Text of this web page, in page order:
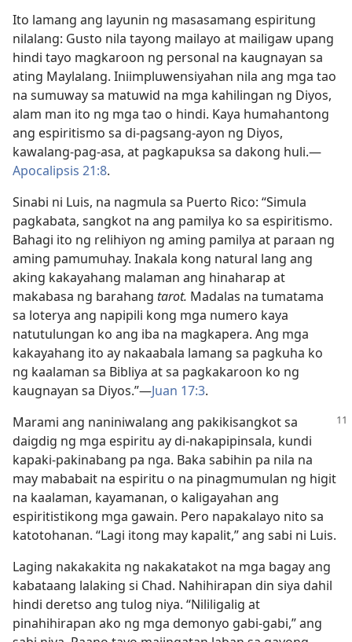
Ito lamang ang layunin ng masasamang espiritung
nilalang: Gusto nila tayong mailayo at mailigaw upang
hindi tayo magkaroon ng personal na kaugnayan sa
ating Maylalang. Iniimpluwensiyahan nila ang mga tao
na sumuway sa matuwid na mga kahilingan ng Diyos,
alam man ito ng mga tao o hindi. Kaya humahantong
ang espiritismo sa di-pagsang-ayon ng Diyos,
kawalang-pag-asa, at pagkapuksa sa dakong huli.​—
Apocalipsis 21:8.
Sinabi ni Luis, na nagmula sa Puerto Rico: “Simula
pagkabata, sangkot na ang pamilya ko sa espiritismo.
Bahagi ito ng relihiyon ng aming pamilya at paraan ng
aming pamumuhay. Inakala kong natural lang ang
aking kakayahang malaman ang hinaharap at
makabasa ng barahang tarot. Madalas na tumatama
sa loterya ang napipili kong mga numero kaya
natutulungan ko ang iba na magkapera. Ang mga
kakayahang ito ay nakaabala lamang sa pagkuha ko
ng kaalaman sa Bibliya at sa pagkakaroon ko ng
kaugnayan sa Diyos.”​—Juan 17:3.
Marami ang naniniwalang ang pakikisangkot sa
daigdig ng mga espiritu ay di-nakapipinsala, kundi
kapaki-pakinabang pa nga. Baka sabihin pa nila na
may mababait na espiritu o na pinagmumulan ng higit
na kaalaman, kayamanan, o kaligayahan ang
espiritistikong mga gawain. Pero napakalayo nito sa
katotohanan. “Lagi itong may kapalit,” ang sabi ni Luis.
Laging nakakakita ng nakakatakot na mga bagay ang
kabataang lalaking si Chad. Nahihirapan din siya dahil
hindi deretso ang tulog niya. “Nililigalig at
pinahihirapan ako ng mga demonyo gabi-gabi,” ang